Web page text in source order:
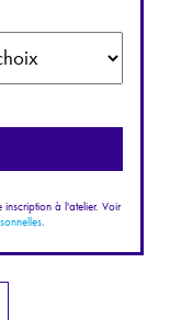
à l'atelier. Voir
.